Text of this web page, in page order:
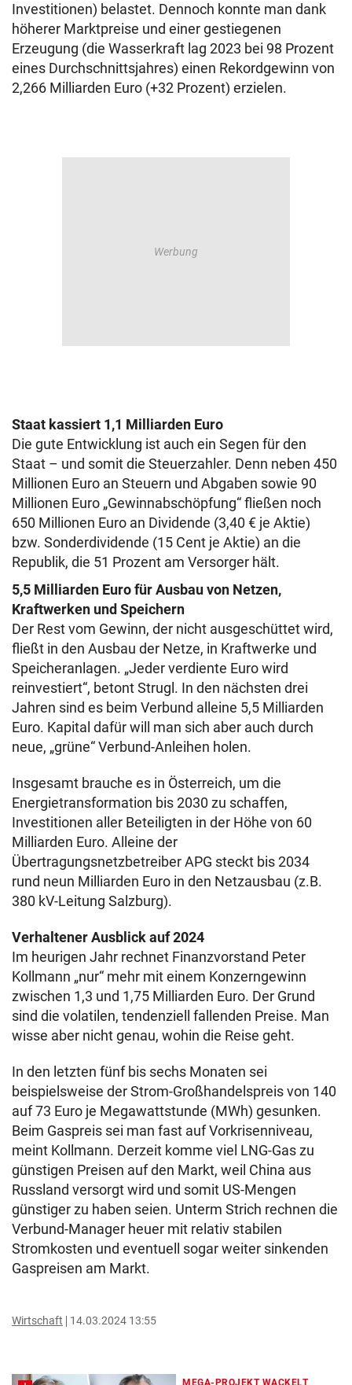
Investitionen) belastet. Dennoch konnte man dank
höherer Marktpreise und einer gestiegenen
Erzeugung (die Wasserkraft lag 2023 bei 98 Prozent
eines Durchschnittsjahres) einen Rekordgewinn von
2,266 Milliarden Euro (+32 Prozent) erzielen.
Staat kassiert 1,1 Milliarden Euro
Die gute Entwicklung ist auch ein Segen für den
Staat – und somit die Steuerzahler. Denn neben 450
Millionen Euro an Steuern und Abgaben sowie 90
Millionen Euro „Gewinnabschöpfung“ fließen noch
650 Millionen Euro an Dividende (3,40 € je Aktie)
bzw. Sonderdividende (15 Cent je Aktie) an die
Republik, die 51 Prozent am Versorger hält.
5,5 Milliarden Euro für Ausbau von Netzen,
Kraftwerken und Speichern
Der Rest vom Gewinn, der nicht ausgeschüttet wird,
fließt in den Ausbau der Netze, in Kraftwerke und
Speicheranlagen. „Jeder verdiente Euro wird
reinvestiert“, betont Strugl. In den nächsten drei
Jahren sind es beim Verbund alleine 5,5 Milliarden
Euro. Kapital dafür will man sich aber auch durch
neue, „grüne“ Verbund-Anleihen holen.
Insgesamt brauche es in Österreich, um die
Energietransformation bis 2030 zu schaffen,
Investitionen aller Beteiligten in der Höhe von 60
Milliarden Euro. Alleine der
Übertragungsnetzbetreiber APG steckt bis 2034
rund neun Milliarden Euro in den Netzausbau (z.B.
380 kV-Leitung Salzburg).
Verhaltener Ausblick auf 2024
Im heurigen Jahr rechnet Finanzvorstand Peter
Kollmann „nur“ mehr mit einem Konzerngewinn
zwischen 1,3 und 1,75 Milliarden Euro. Der Grund
sind die volatilen, tendenziell fallenden Preise. Man
wisse aber nicht genau, wohin die Reise geht.
In den letzten fünf bis sechs Monaten sei
beispielsweise der Strom-Großhandelspreis von 140
auf 73 Euro je Megawattstunde (MWh) gesunken.
Beim Gaspreis sei man fast auf Vorkrisenniveau,
meint Kollmann. Derzeit komme viel LNG-Gas zu
günstigen Preisen auf den Markt, weil China aus
Russland versorgt wird und somit US-Mengen
günstiger zu haben seien. Unterm Strich rechnen die
Verbund-Manager heuer mit relativ stabilen
Stromkosten und eventuell sogar weiter sinkenden
Gaspreisen am Markt.
Wirtschaft 14.03.2024 13:55
MEGA-PROJEKT WACKELT